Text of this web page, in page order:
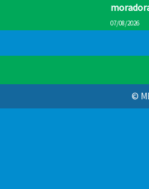
07/08/2026
©